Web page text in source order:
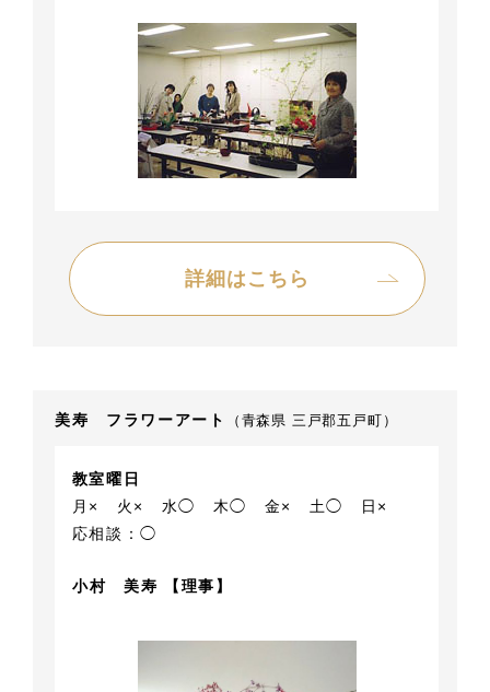
詳細はこちら
美寿 フラワーアート （青森県 三戸郡五戸町）
教室曜日
月×
火× 水◯ 木◯ 金× 土◯
日×
応相談：◯
小村 美寿 【理事】